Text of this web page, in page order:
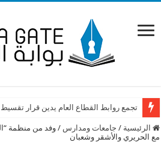
تجمع روابط القطاع العام يدين قرار
الرئيسية / جامعات ومدارس / وفد من منظمة
مع الحريري والأشقر وشعبان